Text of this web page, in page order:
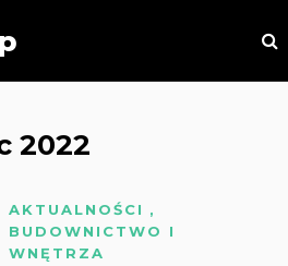
2022
AKTUALNOŚCI ,
BUDOWNICTWO I
WNĘTRZA